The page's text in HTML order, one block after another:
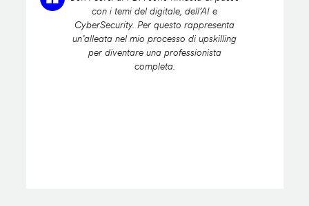
con i temi del digitale, dell’AI e
CyberSecurity. Per questo rappresenta
un’alleata nel mio processo di upskilling
per diventare una professionista
completa.